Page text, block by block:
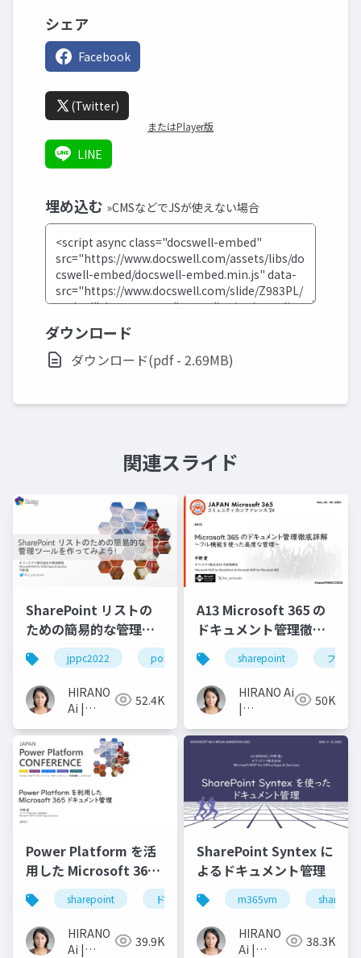
シェア
Facebook
(Twitter)
またはPlayer版
LINE
埋め込む »CMSなどでJSが使えない場合
ダウンロード
ダウンロード(pdf - 2.69MB)
関連スライド
SharePoint リストの
ための簡易的な管理ツ
ールを作ってみよう!
jppc2022 power automate sharepoint
HIRANO
Ai |
MVP 👉
❤️
SharePoint
52.4K
A13 Microsoft 365 の
ドキュメント管理徹底
詳解 - フル機能を使っ
た高度な管理
sharepoint ファイ
HIRANO Ai
|
MVP 👉 ❤️
SharePoint
50K
Power Platform を活
用した Microsoft 365
ドキュメント管理
sharepoint ドキュメント管理 power automate
HIRANO
Ai |
39.9K
SharePoint Syntex に
よるドキュメント管理
m365vm
HIRANO
Ai |
38.3K